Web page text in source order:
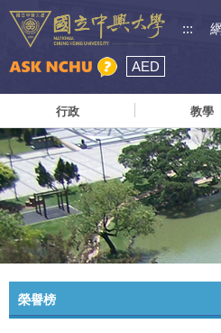
:::
AED
行政 教學
榮譽榜